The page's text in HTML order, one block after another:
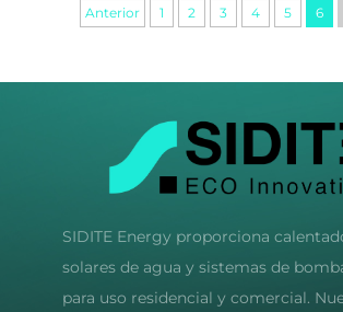
Anterior 1 2 3 4 5 6
SIDITE Energy proporciona
solares de agua y sistemas de
para uso residencial y comercial.